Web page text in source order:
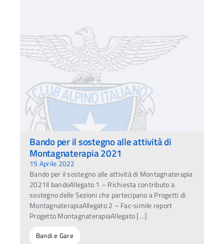
Bando per il sostegno alle attività di
Montagnaterapia 2021
15 Aprile 2022
Bando per il sostegno alle attività di Montagnaterapia
2021Il bandoAllegato 1 – Richiesta contributo a
sostegno delle Sezioni che partecipano a Progetti di
MontagnaterapiaAllegato 2 – Fac-simile report
Progetto MontagnaterapiaAllegato […]
Bandi e Gare